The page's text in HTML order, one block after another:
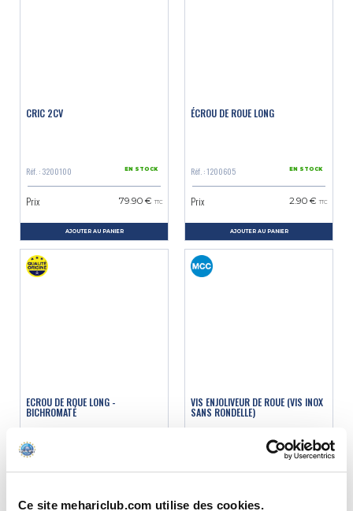
Ce site mehariclub.com utilise des cookies.
CRIC 2CV
Réf. : 3200100 EN STOCK
Prix 79.90 € TTC
AJOUTER AU PANIER
ÉCROU DE ROUE LONG
Réf. : 1200605 EN STOCK
Prix 2.90 € TTC
AJOUTER AU PANIER
ECROU DE ROUE LONG -
BICHROMATÉ
Réf. : 1200606
VIS ENJOLIVEUR DE ROUE (VIS INOX
SANS RONDELLE)
EN STOCK